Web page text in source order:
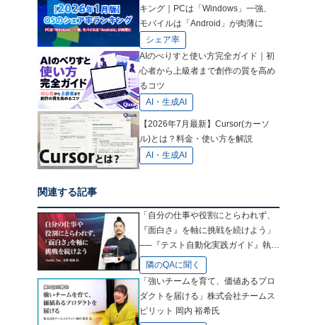
キング｜PCは「Windows」一強、
モバイルは「Android」が肉薄に
シェア率
AIのべりすと使い方完全ガイド｜初
心者から上級者まで創作の質を高め
るコツ
AI・生成AI
【2026年7月最新】Cursor(カーソ
ル)とは？料金・使い方を解説
AI・生成AI
関連する記事
「自分の仕事や役割にとらわれず、
『面白さ』を軸に挑戦を続けよう」
──『テスト自動化実践ガイド』執筆
者、末村拓也氏に聞く自分の"広げ
方"
隣のQAに聞く
「強いチームを育て、価値あるプロ
ダクトを届ける」株式会社チームス
ピリット 岡内 裕希氏